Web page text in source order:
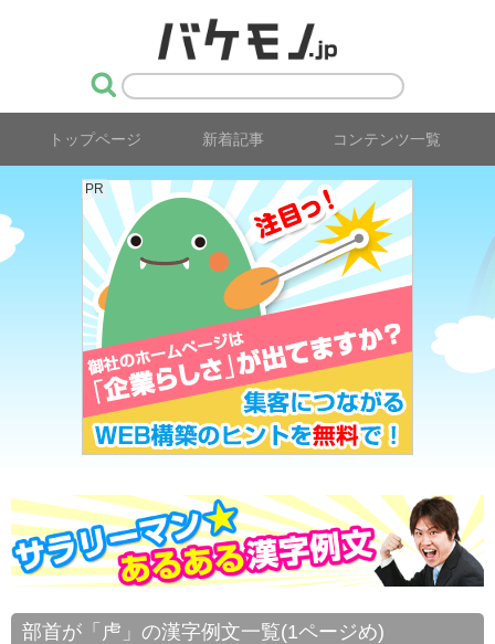
トップページ 新着記事 コンテンツ一覧
PR
部首が「虍」の漢字例文一覧(1ページめ)